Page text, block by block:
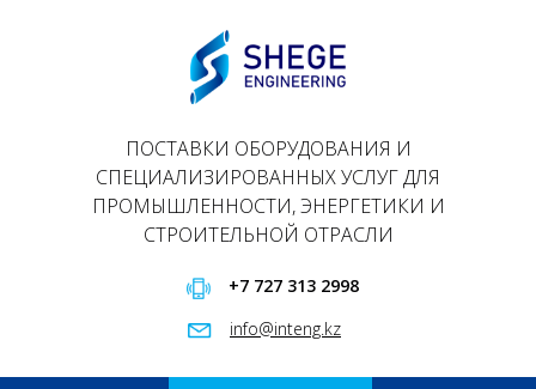
ПОСТАВКИ ОБОРУДОВАНИЯ И
СПЕЦИАЛИЗИРОВАННЫХ УСЛУГ ДЛЯ
ПРОМЫШЛЕННОСТИ, ЭНЕРГЕТИКИ И
СТРОИТЕЛЬНОЙ ОТРАСЛИ
+7 727 313 2998
info@inteng.kz